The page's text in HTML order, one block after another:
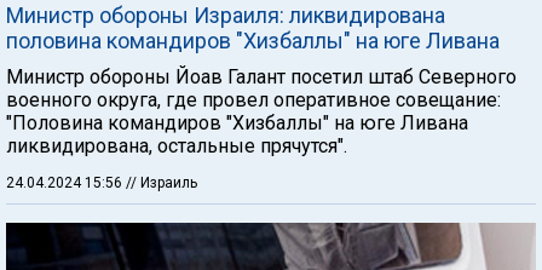
Министр обороны Израиля: ликвидирована
половина командиров "Хизбаллы" на юге Ливана
Министр обороны Йоав Галант посетил штаб Северного
военного округа, где провел оперативное совещание:
"Половина командиров "Хизбаллы" на юге Ливана
ликвидирована, остальные прячутся".
24.04.2024 15:56 // Израиль